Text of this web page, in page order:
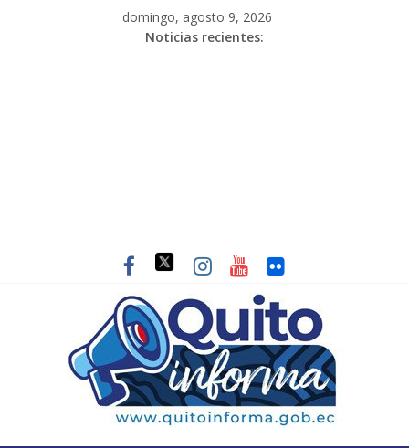
domingo, agosto 9, 2026
Noticias recientes: